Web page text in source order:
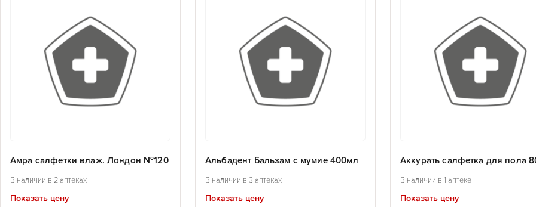
Амра салфетки влаж. Лондон №120
В наличии в 2 аптеках
Показать цену
Альбадент Бальзам с мумие 400мл
В наличии в 3 аптеках
Показать цену
Аккурать салфетка для пола
В наличии в 1 аптеке
Показать цену